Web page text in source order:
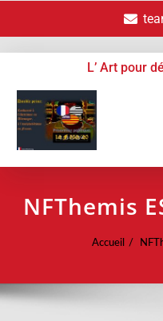
L’ Art pour
NFThemis
Accueil